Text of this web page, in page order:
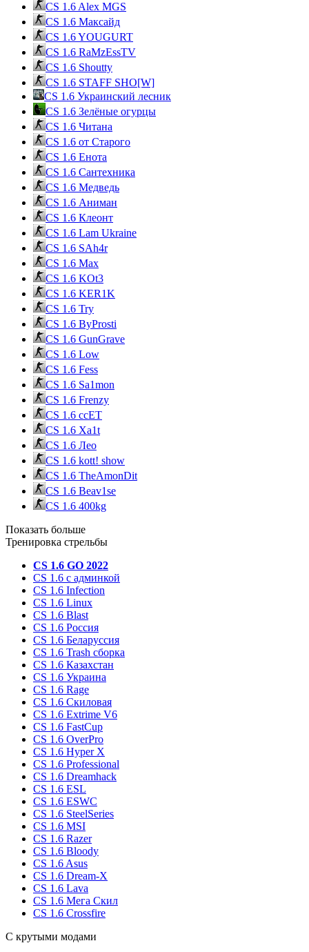
CS 1.6 Alex MGS
CS 1.6 Максайд
CS 1.6 YOUGURT
CS 1.6 RaMzEssTV
CS 1.6 Shoutty
CS 1.6 STAFF SHO[W]
CS 1.6 Украинский лесник
CS 1.6 Зелёные огурцы
CS 1.6 Читана
CS 1.6 от Cтарого
CS 1.6 Енота
CS 1.6 Сантехника
CS 1.6 Медведь
CS 1.6 Аниман
CS 1.6 Клеонт
CS 1.6 Lam Ukraine
CS 1.6 SAh4r
CS 1.6 Max
CS 1.6 KOt3
CS 1.6 KER1K
CS 1.6 Try
CS 1.6 ByProsti
CS 1.6 GunGrave
CS 1.6 Low
CS 1.6 Fess
CS 1.6 Sa1mon
CS 1.6 Frenzy
CS 1.6 ccET
CS 1.6 Xa1t
CS 1.6 Лео
CS 1.6 kott! show
CS 1.6 TheAmonDit
CS 1.6 Beav1se
CS 1.6 400kg
Показать больше
Тренировка стрельбы
CS 1.6 GO 2022
CS 1.6 с админкой
CS 1.6 Infection
CS 1.6 Linux
CS 1.6 Blast
CS 1.6 Россия
CS 1.6 Беларуссия
CS 1.6 Trash сборка
CS 1.6 Казахстан
CS 1.6 Украина
CS 1.6 Rage
CS 1.6 Скиловая
CS 1.6 Extrime V6
CS 1.6 FastCup
CS 1.6 OverPro
CS 1.6 Hyper X
CS 1.6 Professional
CS 1.6 Dreamhack
CS 1.6 ESL
CS 1.6 ESWC
CS 1.6 SteelSeries
CS 1.6 MSI
CS 1.6 Razer
CS 1.6 Bloody
CS 1.6 Asus
CS 1.6 Dream-X
CS 1.6 Lava
CS 1.6 Мега Скил
CS 1.6 Crossfire
С крутыми модами